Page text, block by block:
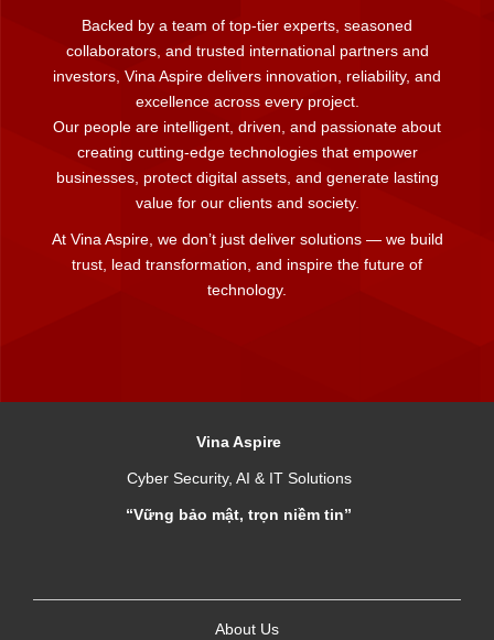
Backed by a team of top-tier experts, seasoned
collaborators, and trusted international partners and
investors, Vina Aspire delivers innovation, reliability, and
excellence across every project.
Our people are intelligent, driven, and passionate about
creating cutting-edge technologies that empower
businesses, protect digital assets, and generate lasting
value for our clients and society.
At Vina Aspire, we don’t just deliver solutions — we build
trust, lead transformation, and inspire the future of
technology.
Vina Aspire
Cyber Security, AI & IT Solutions
“Vững bảo mật, trọn niềm tin”
About Us